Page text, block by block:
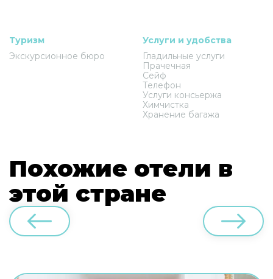
Туризм
Экскурсионное бюро
Услуги и удобства
Гладильные услуги
Прачечная
Сейф
Телефон
Услуги консьержа
Химчистка
Хранение багажа
Похожие отели в
этой стране